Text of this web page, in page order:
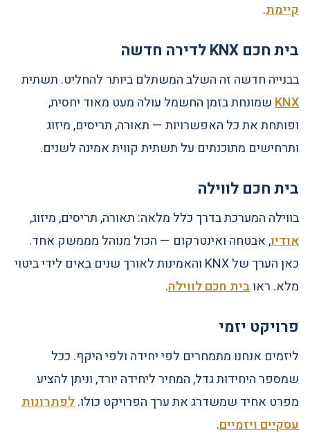
קיימת.
בית חכם KNX לדירה חדשה
בבנייה חדשה זה השלב המשתלם ביותר להחליט. תשתית
KNXשמונחת בזמן החשמל עולה מעט מאוד יחסית,
ופותחת את כל האפשרויות — תאורה, תריסים, מיזוג
ותרחישים מתוכנתים על תשתית קווית אמינה לשנים.
בית חכם לווילה
בווילה המערכת בדרך כלל מלאה: תאורה, תריסים, מיזוג,
אודיו, אבטחה ואינטרקום — הכול מנוהל מממשק אחד.
כאן הערך של KNX והאמינות לאורך שנים באים לידי ביטוי
מלא. ראובית חכם לווילה.
פרויקט יזמי
ליזמים אנחנו מתמחרים לפי יחידה ולפי היקף. ככל
שמספר היחידות גדל, המחיר ליחידה יורד, וניתן להציע
מפרט אחיד שמשדרג את ערך הפרויקט כולו.לפתרונות
עסקיים ויזמיים.